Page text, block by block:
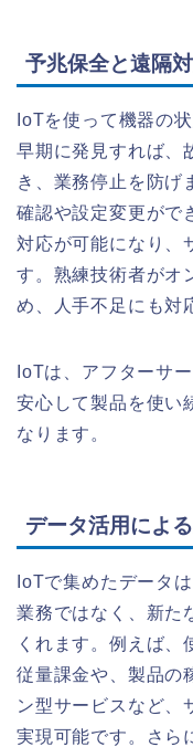
予兆保全と遠隔
IoTを使って機器の
早期に発見すれば、
き、業務停止を防げ
確認や設定変更がで
対応が可能になり、
す。熟練技術者がオ
め、人手不足にも対
IoTは、アフターサ
安心して製品を使い
なります。
データ活用によ
IoTで集めたデータ
業務ではなく、新た
くれます。例えば、
従量課金や、製品の
ン型サービスなど、
実現可能です。さら